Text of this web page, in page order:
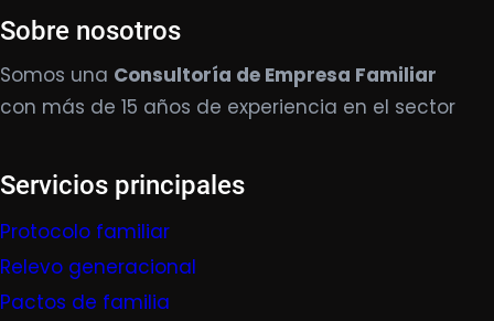
Sobre nosotros
Somos una Consultoría de Empresa Familiar
con más de 15 años de experiencia en el sector
Servicios principales
Protocolo familiar
Relevo generacional
Pactos de familia